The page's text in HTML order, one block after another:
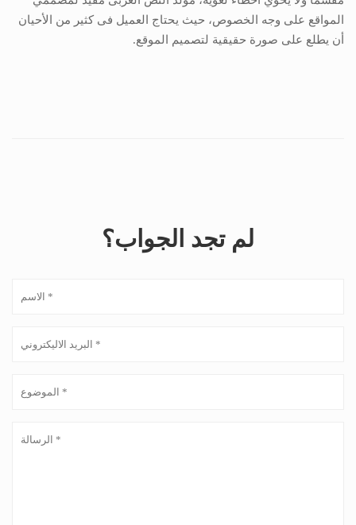
المواقع على وجه الخصوص، حيث يحتاج العميل فى كثير من الأحيان
أن يطلع على صورة حقيقية لتصميم الموقع.
لم تجد الجواب؟